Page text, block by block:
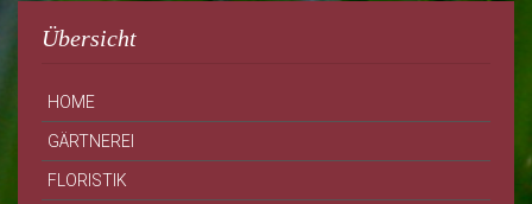
Übersicht
HOME
GÄRTNEREI
FLORISTIK